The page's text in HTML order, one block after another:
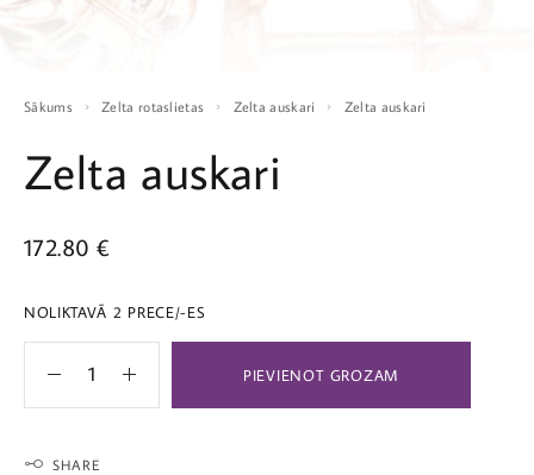
Sākums Zelta rotaslietas Zelta auskari Zelta auskari
Zelta auskari
172.80 €
NOLIKTAVĀ 2 PRECE/-ES
PIEVIENOT GROZAM
SHARE